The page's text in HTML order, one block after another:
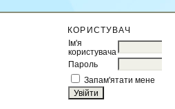
КОРИСТУВАЧ
Ім'я
користувача
Пароль
Запам'ятати мене